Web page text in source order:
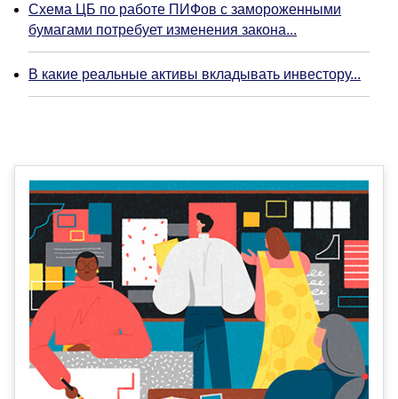
Схема ЦБ по работе ПИФов с замороженными
бумагами потребует изменения закона...
В какие реальные активы вкладывать инвестору...